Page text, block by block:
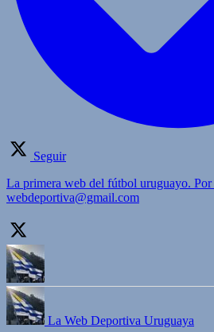
Seguir
La primera web del fútbol uruguayo.
webdeportiva@gmail.com
La Web Deportiva Uruguaya